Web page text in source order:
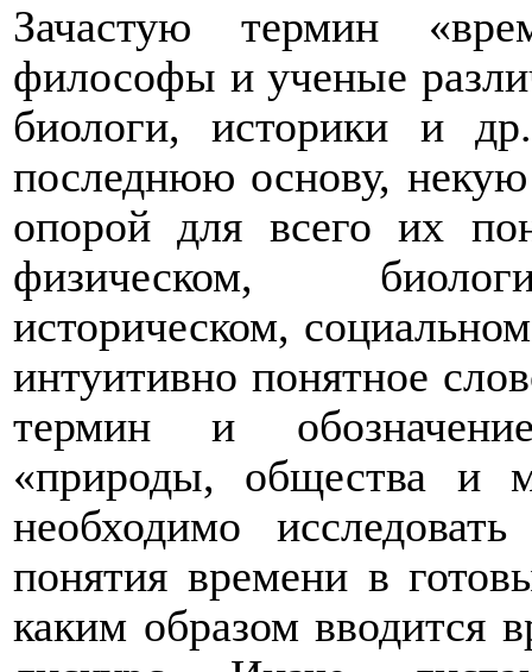
Зачастую термин
философы и ученые
биологи, историки и
последнюю основу,
опорой для всего их
физическом,
историческом,
интуитивно понятное
термин и
«природы, общества и
необходимо
понятия времени в
каким образом вводится